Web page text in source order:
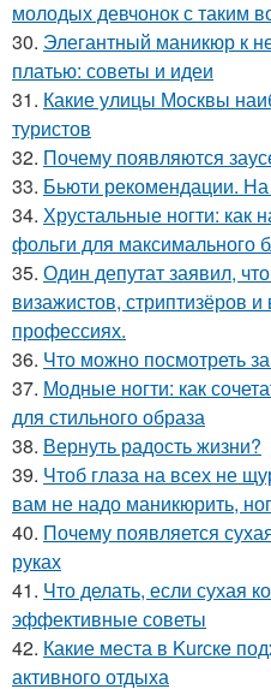
молодых девчонок с таким
30. Элегантный маникюр к
платью: советы и идеи
31. Какие улицы Москвы
туристов
32. Почему появляются
33. Бьюти рекомендации.
34. Хрустальные ногти: как
фольги для максимального
35. Один депутат заявил,
визажистов, стриптизёров
профессиях.
36. Что можно посмотреть
37. Модные ногти: как
для стильного образа
38. Вернуть радость жизни?
39. Чтоб глаза на всех не
вам не надо маникюрить,
40. Почему появляется
руках
41. Что делать, если сухая
эффективные советы
42. Какие места в Kurскe
активного отдыха